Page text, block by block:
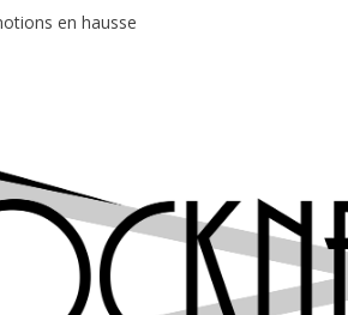
en hausse
au café Atlantik